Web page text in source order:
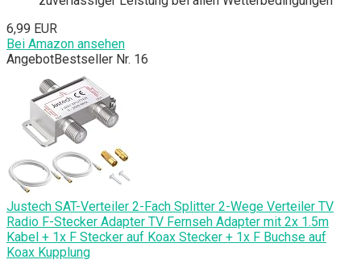
6,99 EUR
Bei Amazon ansehen
AngebotBestseller Nr. 16
Justech SAT-Verteiler 2-Fach Splitter 2-Wege Verteiler TV
Radio F-Stecker Adapter TV Fernseh Adapter mit 2x 1.5m
Kabel + 1x F Stecker auf Koax Stecker + 1x F Buchse auf
Koax Kupplung